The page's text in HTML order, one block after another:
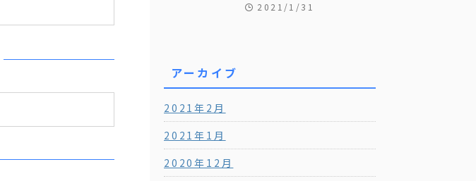
2021/1/31
アーカイブ
2021年2月
2021年1月
2020年12月